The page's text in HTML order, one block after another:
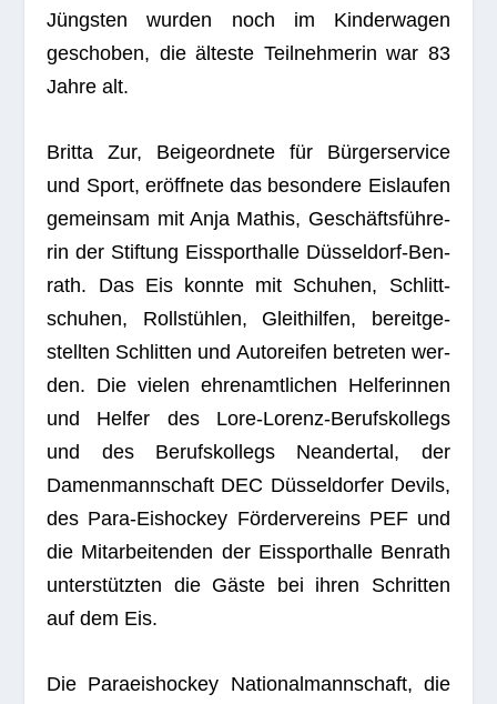
Jüngs­ten wur­den noch im Kin­der­wa­gen
gescho­ben, die älteste Teil­neh­me­rin war 83
Jahre alt.
Britta Zur, Bei­geord­nete für Bür­ger­ser­vice
und Sport, eröff­nete das beson­dere Eis­lau­fen
gemein­sam mit Anja Mathis, Geschäfts­füh­re­
rin der Stif­tung Eis­sport­halle Düs­sel­dorf-Ben­
rath. Das Eis konnte mit Schu­hen, Schlitt­
schu­hen, Roll­stüh­len, Gleit­hil­fen, bereit­ge­
stell­ten Schlit­ten und Auto­rei­fen betre­ten wer­
den. Die vie­len ehren­amt­li­chen Hel­fe­rin­nen
und Hel­fer des Lore-Lorenz-Berufs­kol­legs
und des Berufs­kol­legs Nean­der­tal, der
Damen­mann­schaft DEC Düs­sel­dor­fer Devils,
des Para-Eis­ho­ckey För­der­ver­eins PEF und
die Mit­ar­bei­ten­den der Eis­sport­halle Ben­rath
unter­stütz­ten die Gäste bei ihren Schrit­ten
auf dem Eis.
Die Para­eis­ho­ckey Natio­nal­mann­schaft, die